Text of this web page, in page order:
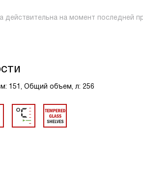
действительна на момент последней
151, Общий объем, л: 256